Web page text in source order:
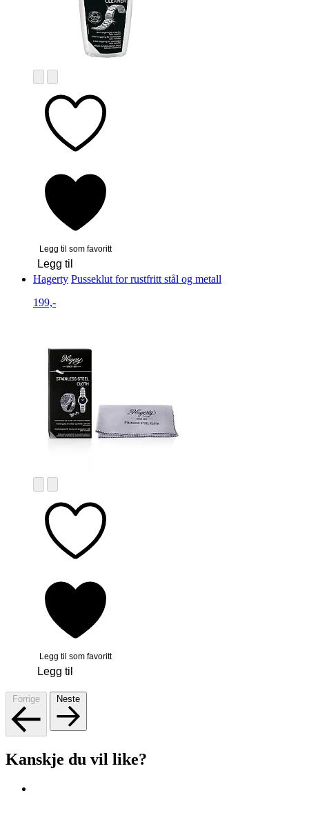
Legg til som favoritt
Legg til
Hagerty Pusseklut for rustfritt stål og metall
199,-
Legg til som favoritt
Legg til
Forrige Neste
Kanskje du vil like?